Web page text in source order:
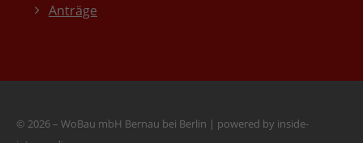
Anträge
© 2026 – WoBau mbH Bernau bei Berlin | powered by inside-